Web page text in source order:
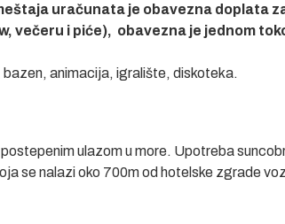
uračunata je obavezna doplata
večeru i piće), obavezna je jednom
bazen, animacija, igralište, diskoteka.
ulazom u more. Upotreba
se nalazi oko 700m od hotelske zgrade